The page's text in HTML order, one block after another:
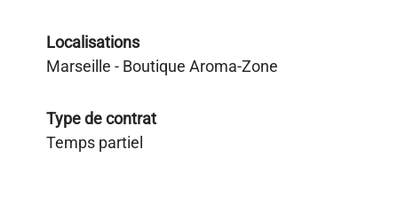
Localisations
Marseille - Boutique Aroma-Zone
Type de contrat
Temps partiel